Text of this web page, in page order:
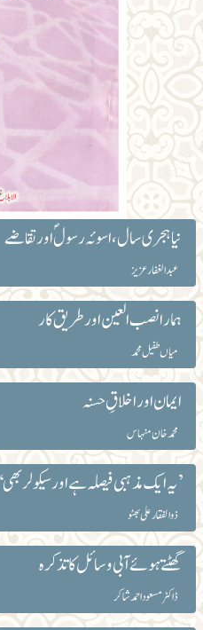
نیا ہجری سال ، اسوئہ رسولؐ اور تقاضے
عبد الغفار عزیز
ہمارا نصب العین اور طریق کار
میاں طفیل محمد
ایمان اور اخلاقِ حسنہ
محمد خان منہاس
’یہ ایک مذہبی فیصلہ ہے اور سیکولر بھی‘
ذوالفقار علی بھٹو
گھٹتے ہوئے آبی وسائل کا تذکرہ
ڈاکٹر مسعود احمد شاکر